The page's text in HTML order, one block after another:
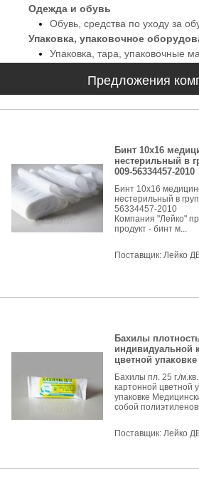
Одежда и обувь
Обувь, средства по уходу за
Упаковка, упаковочное
Упаковка, тара, упаковочные
Предложения
Бинт 10х16
нестерильный в
009-56334457-2010
Бинт 10х16
нестерильный в
56334457-2010
Компания "Лейко"
продукт - бинт м...
Поставщик:Лейко
Бахилы
индивидуальной
цветной
Бахилы пл. 25 г./
картонной цветной
упаковке
собой
Поставщик:Лейко